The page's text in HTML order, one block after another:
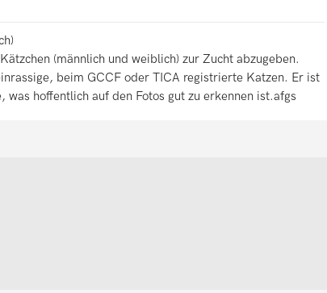
(männlich und weiblich) zur Zucht abzugeben.
beim GCCF oder TICA registrierte Katzen. Er ist
was hoffentlich auf den Fotos gut zu erkennen ist.afgs